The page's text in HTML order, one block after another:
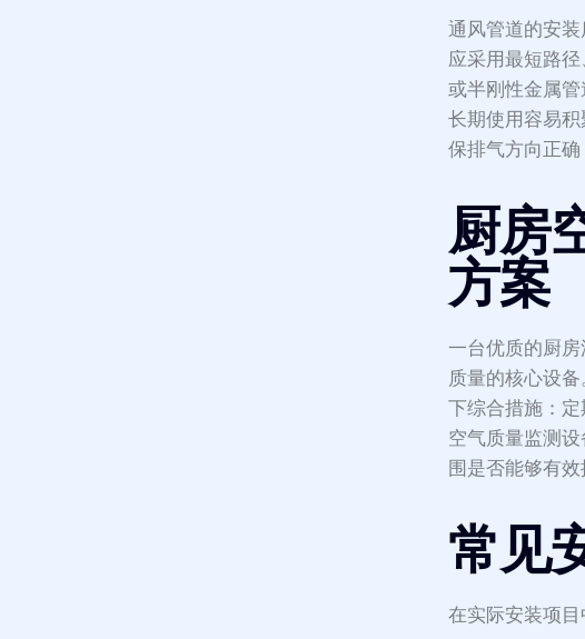
通风管道的安
应采用最短路
或半刚性金属
长期使用容易
保排气方向正确
厨房
方案
一台优质的厨
质量的核心设
下综合措施：
空气质量监测
围是否能够有效
常见
在实际安装项